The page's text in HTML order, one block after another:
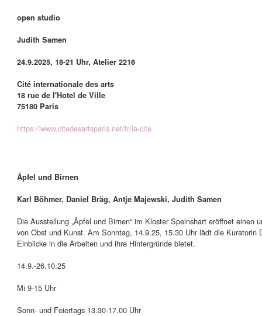
open studio
Judith Samen
24.9.2025, 18-21 Uhr, Atelier 2216
Cité internationale des arts
18 rue de l'Hotel de Ville
75180 Paris
https://www.citedesartsparis.net/fr/la-cite
Äpfel und Birnen
Karl Böhmer, Daniel Bräg, Antje Majewski, Judith Samen
Die Ausstellung „Äpfel und Birnen“ im Kloster Speinshart eröffnet einen
von Obst und Kunst. Am Sonntag, 14.9.25, 15.30 Uhr lädt die Kuratorin
Einblicke in die Arbeiten und ihre Hintergründe bietet.
14.9.-26.10.25
Mi 9-15 Uhr
Sonn- und Feiertags 13.30-17.00 Uhr